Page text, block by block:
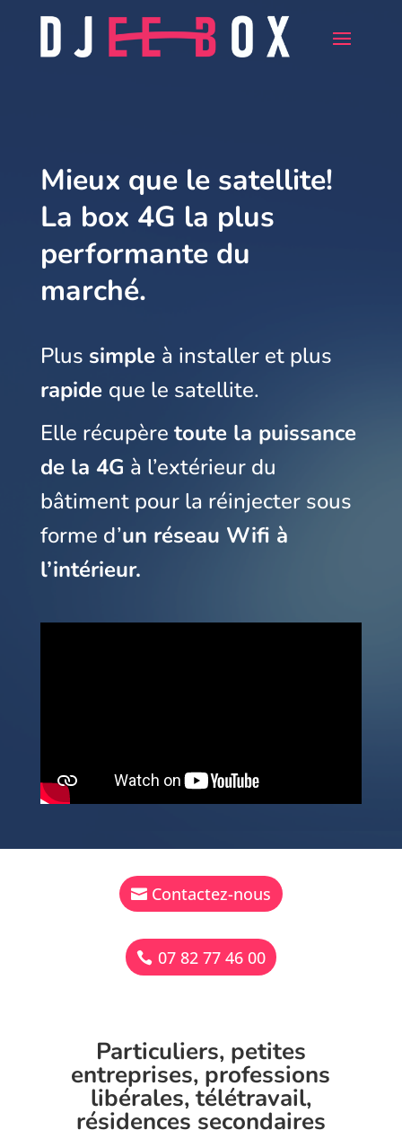
Mieux que le satellite!
La box 4G la plus
performante du
marché.
Plus simple à installer et plus
rapide que le satellite.
Elle récupèretoute la puissance
de la 4G à l’extérieur du
bâtiment pour la réinjecter sous
forme d’un réseau Wifi à
l’intérieur.
Contactez-nous
07 82 77 46 00
Particuliers, petites
entreprises, professions
libérales, télétravail,
résidences secondaires